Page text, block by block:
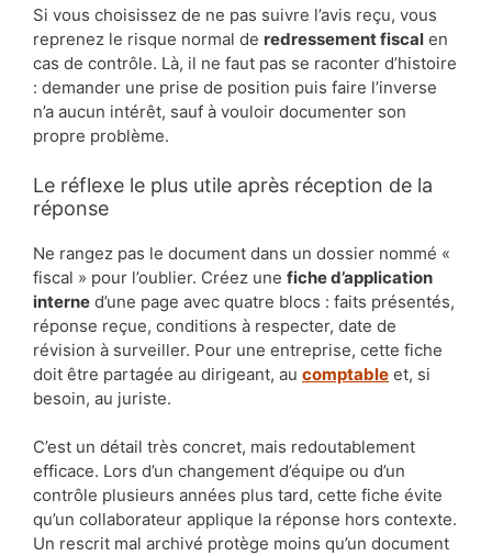
Si vous choisissez de ne pas suivre l’avis reçu, vous
reprenez le risque normal de redressement fiscal en
cas de contrôle. Là, il ne faut pas se raconter d’histoire
: demander une prise de position puis faire l’inverse
n’a aucun intérêt, sauf à vouloir documenter son
propre problème.
Le réflexe le plus utile après réception de la
réponse
Ne rangez pas le document dans un dossier nommé «
fiscal » pour l’oublier. Créez une fiche d’application
interne d’une page avec quatre blocs : faits présentés,
réponse reçue, conditions à respecter, date de
révision à surveiller. Pour une entreprise, cette fiche
doit être partagée au dirigeant, au comptable et, si
besoin, au juriste.
C’est un détail très concret, mais redoutablement
efficace. Lors d’un changement d’équipe ou d’un
contrôle plusieurs années plus tard, cette fiche évite
qu’un collaborateur applique la réponse hors contexte.
Un rescrit mal archivé protège moins qu’un document